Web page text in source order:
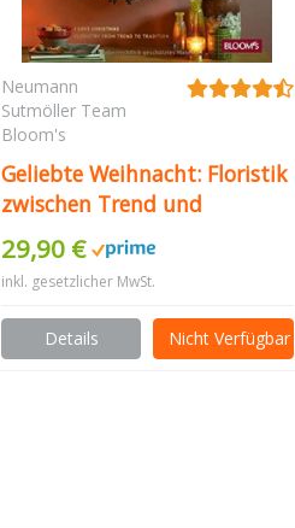
Neumann
Sutmöller Team
Bloom's
Geliebte Weihnacht: Floristik
zwischen Trend und
Tradition
29,90 €
inkl. gesetzlicher MwSt.
Details Nicht Verfügbar